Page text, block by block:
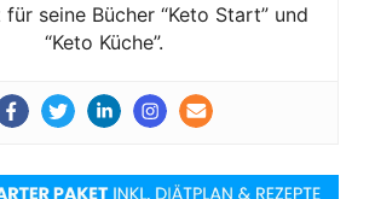
seine Bücher “Keto Start” und
“Keto Küche”.